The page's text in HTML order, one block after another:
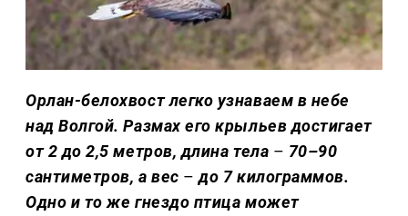
Орлан-белохвост легко узнаваем в небе
над Волгой. Размах его крыльев достигает
от 2 до 2,5 метров, длина тела – 70–90
сантиметров, а вес – до 7 килограммов.
Одно и то же гнездо птица может